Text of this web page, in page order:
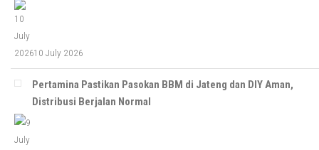
10 July 2026
Pertamina Pastikan Pasokan BBM di Jateng dan DIY Aman,
Distribusi Berjalan Normal